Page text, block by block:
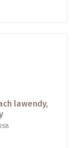
lawendy,